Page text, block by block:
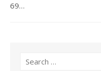
69…
Search